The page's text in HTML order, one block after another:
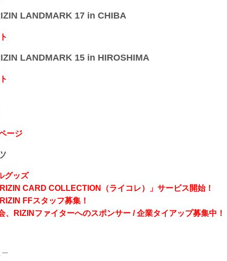
LANDMARK 17 in CHIBA
LANDMARK 15 in HIROSHIMA
ージ
グッズ
CARD COLLECTION（ライコレ）」サービス開始！
FFスタッフ募集！
RIZINファイターへのスポンサー / 企業タイアップ募集中！